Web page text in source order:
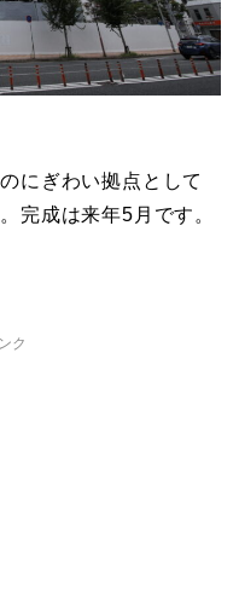
にぎわい拠点として
完成は来年5月です。
ク